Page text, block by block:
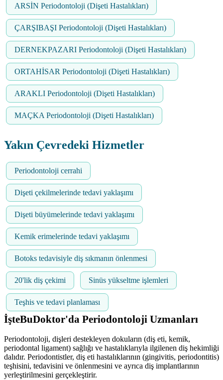
ARSİN Periodontoloji (Dişeti Hastalıkları)
ÇARŞIBAŞI Periodontoloji (Dişeti Hastalıkları)
DERNEKPAZARI Periodontoloji (Dişeti Hastalıkları)
ORTAHİSAR Periodontoloji (Dişeti Hastalıkları)
ARAKLI Periodontoloji (Dişeti Hastalıkları)
MAÇKA Periodontoloji (Dişeti Hastalıkları)
Yakın Çevredeki Hizmetler
Periodontoloji cerrahi
Dişeti çekilmelerinde tedavi yaklaşımı
Dişeti büyümelerinde tedavi yaklaşımı
Kemik erimelerinde tedavi yaklaşımı
Botoks tedavisiyle diş sıkmanın önlenmesi
20'lik diş çekimi Sinüs yükseltme işlemleri
Teşhis ve tedavi planlaması
İşteBuDoktor'da Periodontoloji Uzmanları
Periodontoloji, dişleri destekleyen dokuların (diş eti, kemik,
periodontal ligament) sağlığı ve hastalıklarıyla ilgilenen diş hekimliği
dalıdır. Periodontistler, diş eti hastalıklarının (gingivitis, periodontitis)
teşhisini, tedavisini ve önlenmesini ve ayrıca diş implantlarının
yerleştirilmesini gerçekleştirir.